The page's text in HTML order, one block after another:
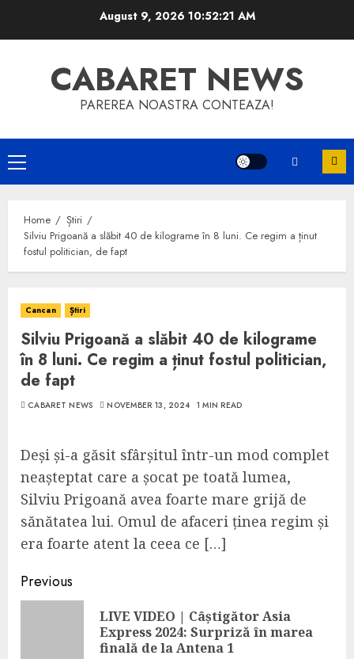
August 9, 2026 10:52:21 AM
CABARET NEWS
PAREREA NOASTRA CONTEAZA!
Primary
Menu
Home
Știri
Silviu Prigoană a slăbit 40 de kilograme în 8 luni. Ce regim a ținut
fostul politician, de fapt
Cancan Știri
Silviu Prigoană a slăbit 40 de kilograme
în 8 luni. Ce regim a ținut fostul politician,
de fapt
CABARET NEWS NOVEMBER 13, 2024 1 MIN READ
Deși și-a găsit sfârșitul într-un mod complet
neașteptat care a șocat pe toată lumea,
Silviu Prigoană avea foarte mare grijă de
sănătatea lui. Omul de afaceri ținea regim și
era foarte atent la ceea ce […]
Continue
Reading
Previous
LIVE VIDEO | Câștigător Asia
Express 2024: Surpriză în marea
finală de la Antena 1